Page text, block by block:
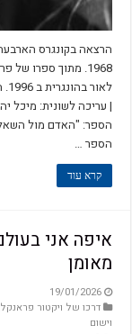
הרצאה בקונגרס
1968. מתוך ספרו
| עריכה לשונית: מיכל
הספר: "האדם מול
הספר …
קרא עוד
איפה אני
מאומן
19/01/2026
דרכו של ויקטור פראנקל
וישום